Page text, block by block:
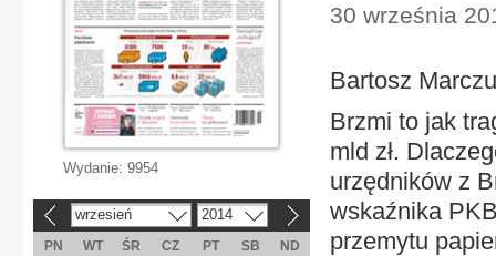
30 września
Bartosz
Brzmi to jak
mld zł.
urzędników z
wskaźnika
przemytu
Wydanie: 9954
wrzesień 2014
PN WT ŚR CZ PT SB
ND